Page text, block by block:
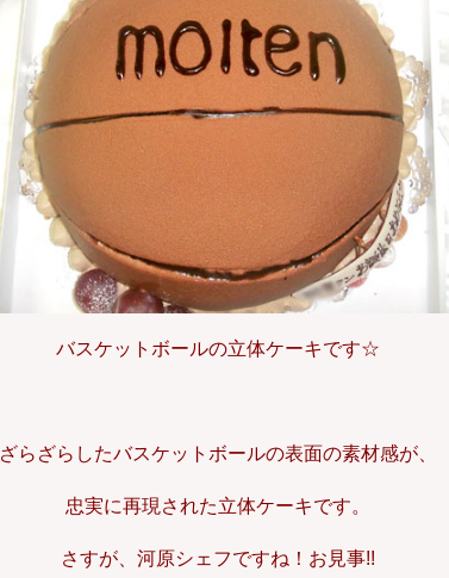
バスケットボールの立体ケーキです☆
ざらざらしたバスケットボールの表面の素材感が、
忠実に再現された立体ケーキです。
さすが、河原シェフですね！お見事!!